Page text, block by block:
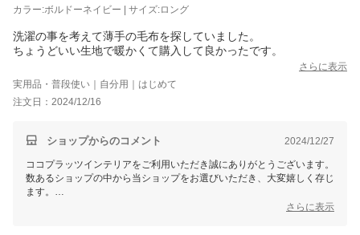
カラー:ボルドーネイビー | サイズ:ロング
洗濯の事を考えて薄手の毛布を探していました。
ちょうどいい生地で暖かくて購入して良かったです。
さらに表示
実用品・普段使い｜自分用｜はじめて
注文日：2024/12/16
ショップからのコメント 2024/12/27
ココプラッツインテリアをご利用いただき誠にありがとうございます。
数あるショップの中から当ショップをお選びいただき、大変嬉しく存じ
ます。
FUWAmeシリーズは、ふわふわの肌ざわりと軽さにこだわった当社オ
さらに表示